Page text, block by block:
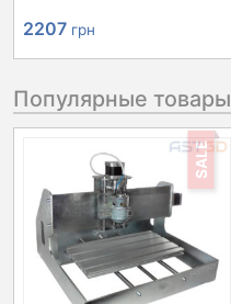
2207 грн
Популярные товары
SALE